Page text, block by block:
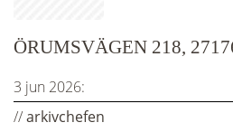
ÖRUMSVÄGEN 218,
3 jun 2026:
//arkivchefen